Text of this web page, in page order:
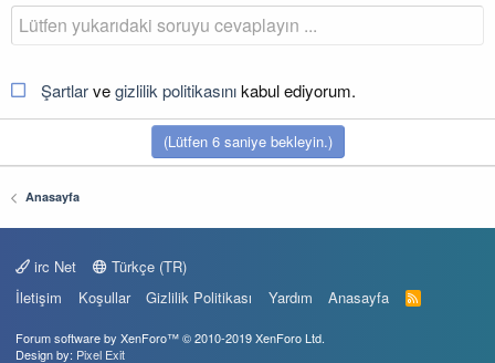
Şartlarvegizlilik politikasınıkabul ediyorum.
(Lütfen 6saniye bekleyin.)
Anasayfa
irc Net
Türkçe (TR)
İletişim
Koşullar Gizlilik Politikası Yardım Anasayfa
R
S
Forum software by XenForo™© 2010-2019 XenForo Ltd.
Design by: Pixel Exit